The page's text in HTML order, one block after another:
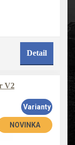
Detail
V2
NOVINKA
Varianty